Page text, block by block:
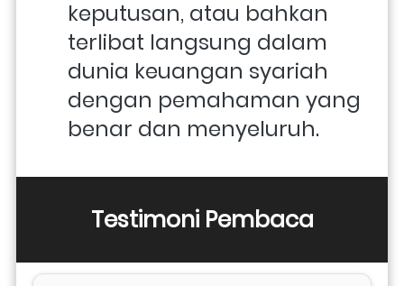
keputusan, atau bahkan
terlibat langsung dalam
dunia keuangan syariah
dengan pemahaman yang
benar dan menyeluruh.
Testimoni Pembaca